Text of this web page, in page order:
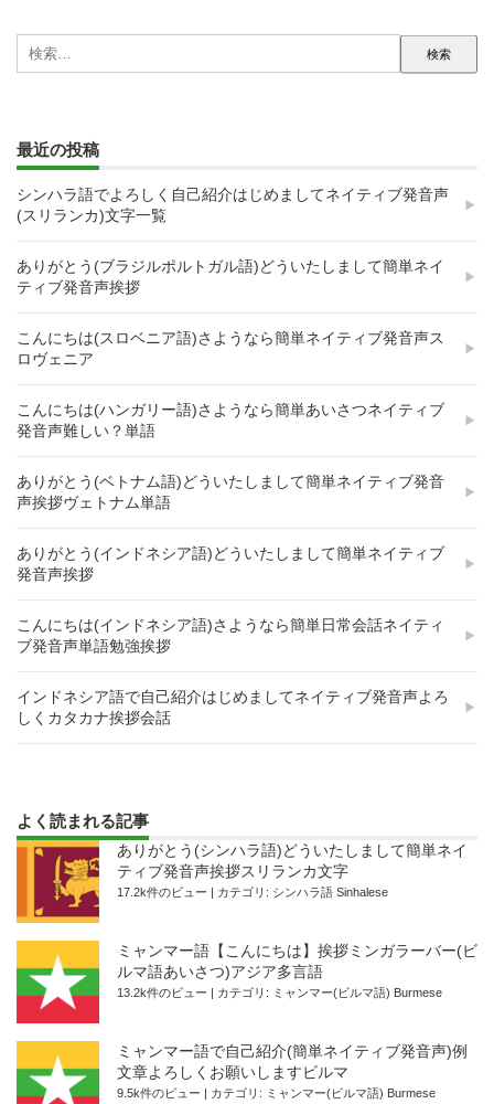
索:
最近の投稿
シンハラ語でよろしく自己紹介はじめましてネイティブ発音声
(スリランカ)文字一覧
ありがとう(ブラジルポルトガル語)どういたしまして簡単ネイ
ティブ発音声挨拶
こんにちは(スロベニア語)さようなら簡単ネイティブ発音声ス
ロヴェニア
こんにちは(ハンガリー語)さようなら簡単あいさつネイティブ
発音声難しい？単語
ありがとう(ベトナム語)どういたしまして簡単ネイティブ発音
声挨拶ヴェトナム単語
ありがとう(インドネシア語)どういたしまして簡単ネイティブ
発音声挨拶
こんにちは(インドネシア語)さようなら簡単日常会話ネイティ
ブ発音声単語勉強挨拶
インドネシア語で自己紹介はじめましてネイティブ発音声よろ
しくカタカナ挨拶会話
よく読まれる記事
ありがとう(シンハラ語)どういたしまして簡単ネイ
ティブ発音声挨拶スリランカ文字
17.2k件のビュー カテゴリ: シンハラ語 Sinhalese
ミャンマー語【こんにちは】挨拶ミンガラーバー(ビ
ルマ語あいさつ)アジア多言語
13.2k件のビュー カテゴリ: ミャンマー(ビルマ語) Burmese
ミャンマー語で自己紹介(簡単ネイティブ発音声)例
文章よろしくお願いしますビルマ
9.5k件のビュー カテゴリ: ミャンマー(ビルマ語) Burmese